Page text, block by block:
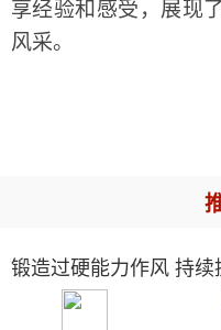
享经验和感受，展现
风采。
锻造过硬能力作风 持续